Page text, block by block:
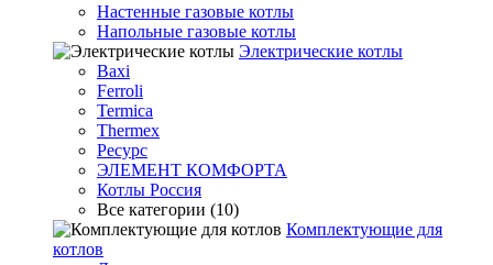
Настенные газовые котлы
Напольные газовые котлы
Электрические котлы
Baxi
Ferroli
Termica
Thermex
Ресурс
ЭЛЕМЕНТ КОМФОРТА
Котлы Россия
Все категории (10)
Комплектующие для
котлов